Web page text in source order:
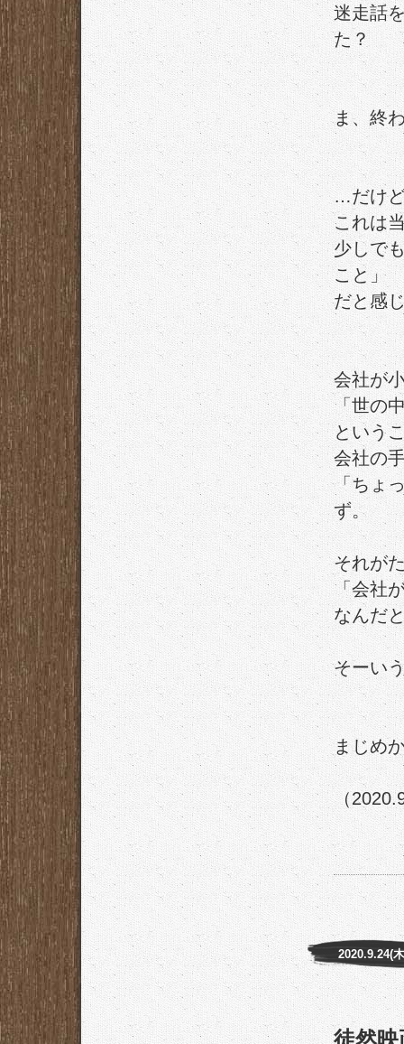
迷走話
た？
ま、終
…だけ
これは
少しで
こと」
だと感
会社が
「世の
という
会社の
「ちょ
ず。
それが
「会社
なんだ
そーい
まじめ
（
2020.9.24(
徒然